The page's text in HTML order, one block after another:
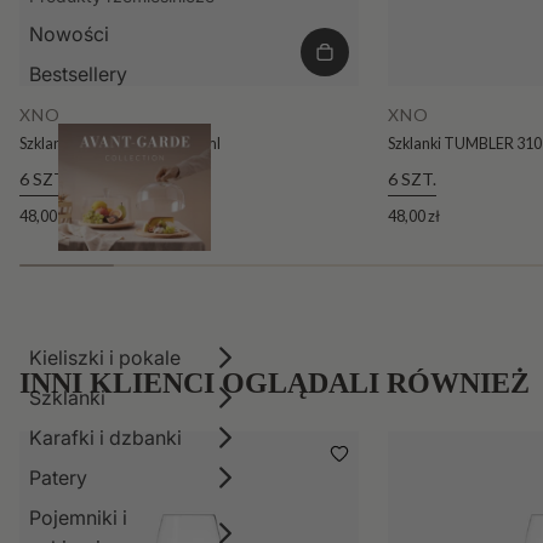
Nowości
Bestsellery
Kieliszki i pokale
Szklanki
Karafki i dzbanki
Patery
Pojemniki i
XNO
Szklanki TUMBLER 390 390 ml
6 SZT.
48,00 zł
XNO
Szklanki TUMBLER
6 SZT.
48,00 zł
INNI KLIENCI OGLĄDALI RÓWNIEŻ